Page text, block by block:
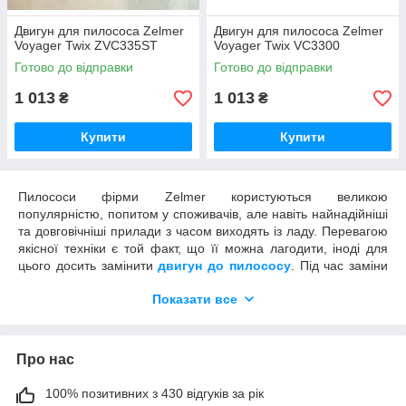
Оригінальні запчастини володіють
максимальним відповідністю
параметрами посадочних місць.
пилососів характеризуються високою
потужністю і надійністю.
Універсальна продукція може
використовуватися з різними моделями
побутової техніки Zelmer.
Обслуговування оригінальних моторів
відрізняється більшою простотою, ніж у
нашому магазині
Двигун для пилососа Zelmer
Voyager Twix ZVC335ST
Готово до відправки
1 013 ₴
Купити
Двигун для пилососа Zelmer
Voyager Twix VC3300
Готово до відправки
1 013 ₴
Купити
Пилососи фірми Zelmer користуються великою
популярністю, попитом у споживачів, але навіть найнадійніші
та довговічніші прилади з часом виходять із ладу. Перевагою
якісної техніки є той факт, що її можна лагодити, іноді для
цього досить замінитидвигун до пилососу. Під час заміни
продовжите функціонування приладу на повну потужність.
практично в кожному будинку, підлягають частій експлуатації.
Показати все
Про нас
100% позитивних з 430 відгуків за рік